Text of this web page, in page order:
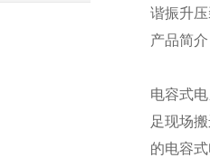
谐振升
产品简介
电容式
足现场
的电容